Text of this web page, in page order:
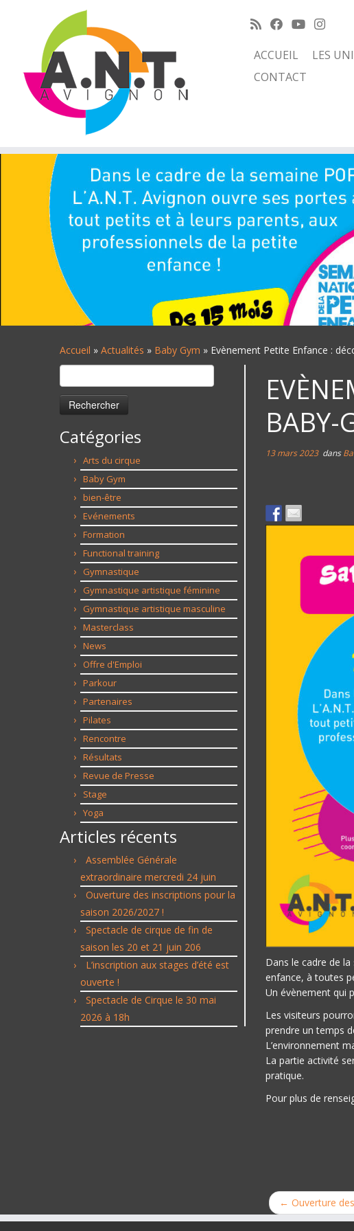
ACCUEIL LES
CONTACT
Accueil » Actualités » Baby Gym » Evènement Petite Enfance :
Rechercher :
Catégories
Arts du cirque
Baby Gym
bien-être
Evénements
Formation
Functional training
Gymnastique
Gymnastique artistique féminine
Gymnastique artistique masculine
Masterclass
News
Offre d'Emploi
Parkour
Partenaires
Pilates
Rencontre
Résultats
Revue de Presse
Stage
Yoga
Articles récents
Assemblée Générale
extraordinaire mercredi 24 juin
Ouverture des inscriptions pour la
saison 2026/2027 !
Spectacle de cirque de fin de
saison les 20 et 21 juin 206
L’inscription aux stages d’été est
ouverte !
Spectacle de Cirque le 30 mai
2026 à 18h
BABY-
13 mars 2023dans
Dans le cadre de
enfance, à toutes
Un évènement qui
Les visiteurs
prendre un temps
L’environnement
La partie activité
pratique.
Pour plus de
← Ouverture